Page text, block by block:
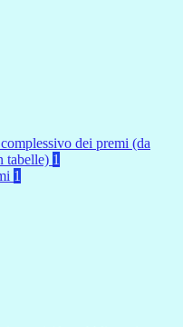
dei premi (da
tabelle) 1
1